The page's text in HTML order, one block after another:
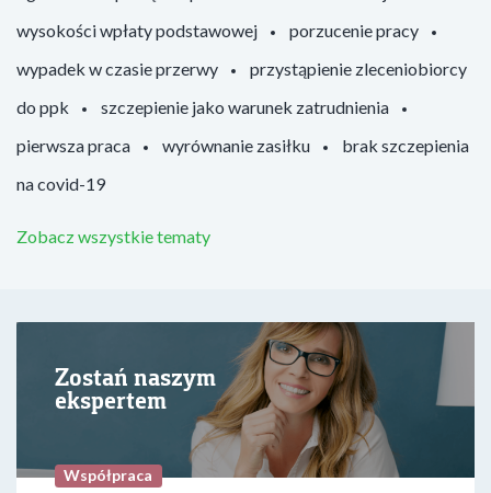
wysokości wpłaty podstawowej
porzucenie pracy
wypadek w czasie przerwy
przystąpienie zleceniobiorcy
do ppk
szczepienie jako warunek zatrudnienia
pierwsza praca
wyrównanie zasiłku
brak szczepienia
na covid-19
Zobacz wszystkie tematy
Zostań naszym
ekspertem
Współpraca